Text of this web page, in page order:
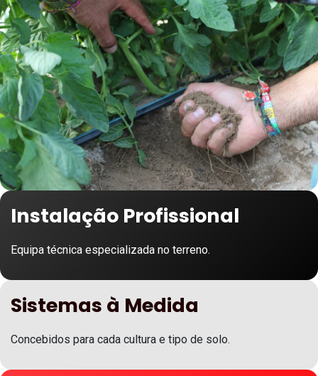
Sistemas à Medida
Concebidos para cada cultura e tipo de solo.
Instalação Profissional
Equipa técnica especializada no terreno.